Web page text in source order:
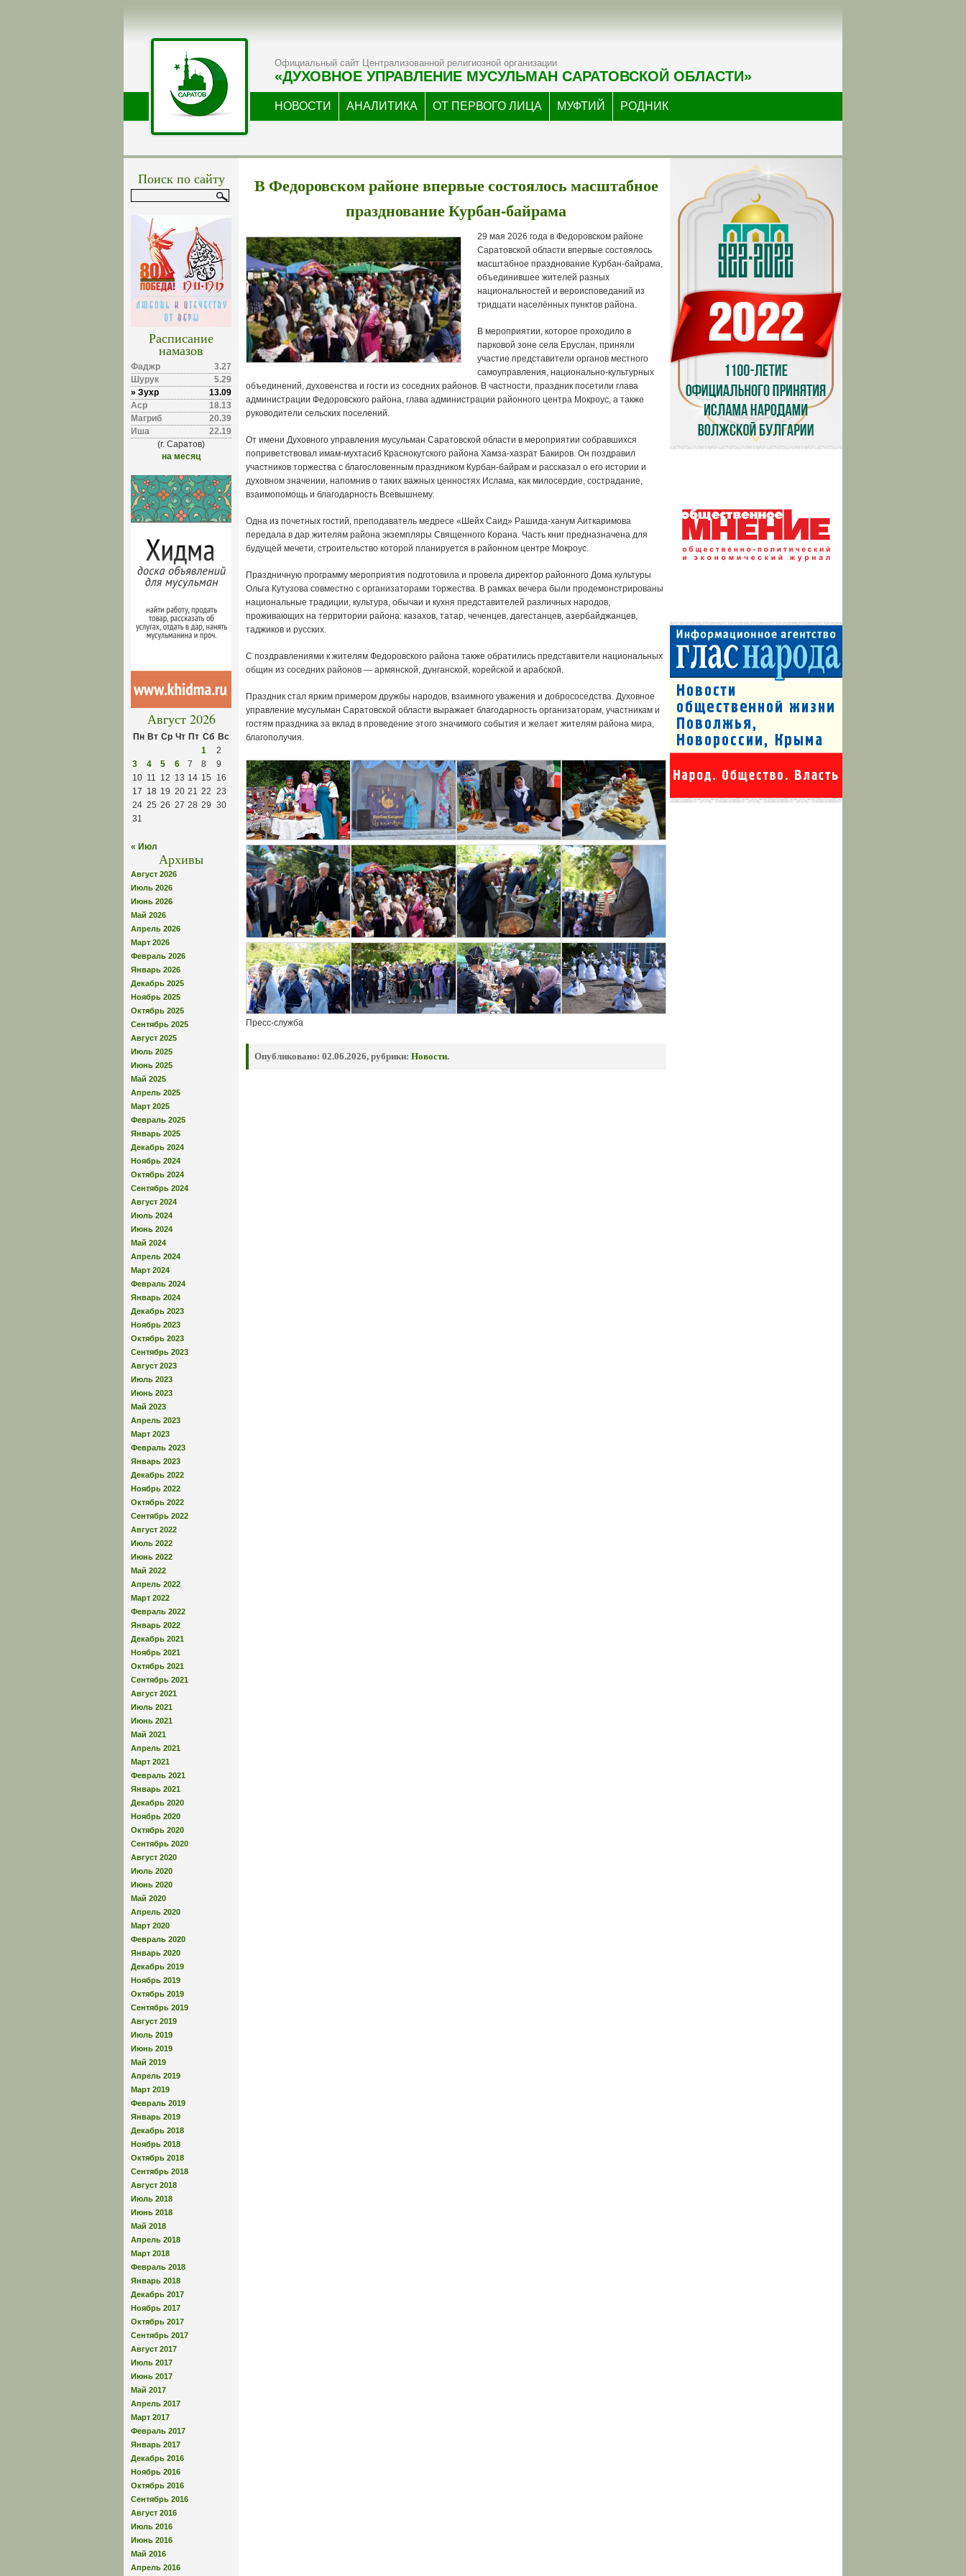
Официальный сайт Централизованной религиозной организации
«ДУХОВНОЕ УПРАВЛЕНИЕ МУСУЛЬМАН САРАТОВСКОЙ ОБЛАСТИ»
НОВОСТИ АНАЛИТИКА ОТ ПЕРВОГО ЛИЦА МУФТИЙ РОДНИК
Поиск по сайту
Расписание
намазов
Фаджр
3.27
Шурук
5.29
» Зухр
13.09
Аср
18.13
Магриб
20.39
Иша
22.19
(г. Саратов)
на месяц
Август 2026
Пн Вт Ср Чт Пт Сб Вс
1
2
3
4 5 6 7 8
9
10 11 12 13 14 15
16
17 18 19 20 21 22 23
24 25 26 27 28 29 30
31
« Июл
Архивы
Август 2026
Июль 2026
Июнь 2026
Май 2026
Апрель 2026
Март 2026
Февраль 2026
Январь 2026
Декабрь 2025
Ноябрь 2025
Октябрь 2025
Сентябрь 2025
Август 2025
Июль 2025
Июнь 2025
Май 2025
Апрель 2025
Март 2025
Февраль 2025
Январь 2025
Декабрь 2024
Ноябрь 2024
Октябрь 2024
Сентябрь 2024
Август 2024
Июль 2024
Июнь 2024
Май 2024
Апрель 2024
Март 2024
Февраль 2024
Январь 2024
Декабрь 2023
Ноябрь 2023
Октябрь 2023
Сентябрь 2023
Август 2023
Июль 2023
Июнь 2023
Май 2023
Апрель 2023
Март 2023
Февраль 2023
Январь 2023
Декабрь 2022
Ноябрь 2022
Октябрь 2022
Сентябрь 2022
Август 2022
Июль 2022
Июнь 2022
Май 2022
Апрель 2022
Март 2022
Февраль 2022
Январь 2022
Декабрь 2021
Ноябрь 2021
Октябрь 2021
Сентябрь 2021
Август 2021
Июль 2021
Июнь 2021
Май 2021
Апрель 2021
Март 2021
Февраль 2021
Январь 2021
Декабрь 2020
Ноябрь 2020
Октябрь 2020
Сентябрь 2020
Август 2020
Июль 2020
Июнь 2020
Май 2020
Апрель 2020
Март 2020
Февраль 2020
Январь 2020
Декабрь 2019
Ноябрь 2019
Октябрь 2019
Сентябрь 2019
Август 2019
Июль 2019
Июнь 2019
Май 2019
Апрель 2019
Март 2019
Февраль 2019
Январь 2019
Декабрь 2018
Ноябрь 2018
Октябрь 2018
Сентябрь 2018
Август 2018
Июль 2018
Июнь 2018
Май 2018
Апрель 2018
Март 2018
Февраль 2018
Январь 2018
Декабрь 2017
Ноябрь 2017
Октябрь 2017
Сентябрь 2017
Август 2017
Июль 2017
Июнь 2017
Май 2017
Апрель 2017
Март 2017
Февраль 2017
Январь 2017
Декабрь 2016
Ноябрь 2016
Октябрь 2016
Сентябрь 2016
Август 2016
Июль 2016
Июнь 2016
Май 2016
Апрель 2016
В Федоровском районе впервые состоялось масштабное
празднование Курбан-байрама
29 мая 2026 года в Федоровском районе
Саратовской области впервые состоялось
масштабное празднование Курбан-байрама,
объединившее жителей разных
национальностей и вероисповеданий из
тридцати населённых пунктов района.
В мероприятии, которое проходило в
парковой зоне села Еруслан, приняли
участие представители органов местного
самоуправления, национально-культурных
объединений, духовенства и гости из соседних районов. В частности, праздник посетили глава
администрации Федоровского района, глава администрации районного центра Мокроус, а также
руководители сельских поселений.
От имени Духовного управления мусульман Саратовской области в мероприятии собравшихся
поприветствовал имам-мухтасиб Краснокутского района Хамза-хазрат Бакиров. Он поздравил
участников торжества с благословенным праздником Курбан-байрам и рассказал о его истории и
духовном значении, напомнив о таких важных ценностях Ислама, как милосердие, сострадание,
взаимопомощь и благодарность Всевышнему.
Одна из почетных гостий, преподаватель медресе «Шейх Саид» Рашида-ханум Аиткаримова
передала в дар жителям района экземпляры Священного Корана. Часть книг предназначена для
будущей мечети, строительство которой планируется в районном центре Мокроус.
Праздничную программу мероприятия подготовила и провела директор районного Дома культуры
Ольга Кутузова совместно с организаторами торжества. В рамках вечера были продемонстрированы
национальные традиции, культура, обычаи и кухня представителей различных народов,
проживающих на территории района: казахов, татар, чеченцев, дагестанцев, азербайджанцев,
таджиков и русских.
С поздравлениями к жителям Федоровского района также обратились представители национальных
общин из соседних районов — армянской, дунганской, корейской и арабской.
Праздник стал ярким примером дружбы народов, взаимного уважения и добрососедства. Духовное
управление мусульман Саратовской области выражает благодарность организаторам, участникам и
гостям праздника за вклад в проведение этого значимого события и желает жителям района мира,
благополучия.
Пресс-служба
Опубликовано: 02.06.2026, рубрики: Новости.